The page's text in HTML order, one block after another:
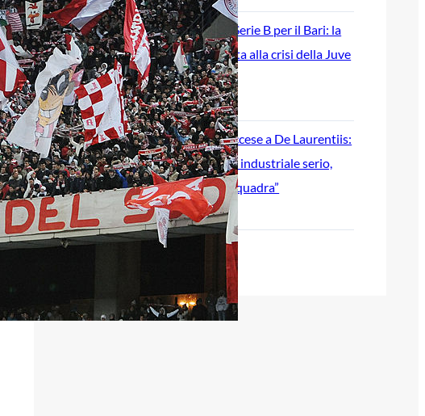
Ripescaggio in Serie B per il Bari: la
speranza è legata alla crisi della Juve
Stabia
28 Maggio 2026
Futuro Bari, Leccese a De Laurentiis:
“Serve un piano industriale serio,
non siamo una seconda squadra”
27 Maggio 2026